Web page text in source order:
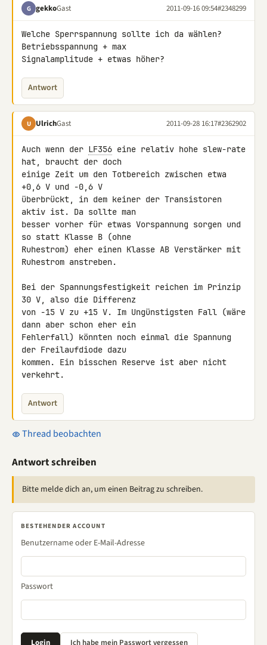
G gekkoGast 2011-09-16 09:54#2348299
Welche Sperrspannung sollte ich da wählen?
Betriebsspannung + max
Signalamplitude + etwas höher?
Antwort
U UlrichGast 2011-09-28 16:17#2362902
Auch wenn der LF356 eine relativ hohe slew-rate
hat, braucht der doch
einige Zeit um den Totbereich zwischen etwa
+0,6 V und -0,6 V
überbrückt, in dem keiner der Transistoren
aktiv ist. Da sollte man
besser vorher für etwas Vorspannung sorgen und
so statt Klasse B (ohne
Ruhestrom) eher einen Klasse AB Verstärker mit
Ruhestrom anstreben.
Bei der Spannungsfestigkeit reichen im Prinzip
30 V, also die Differenz
von -15 V zu +15 V. Im Ungünstigsten Fall (wäre
dann aber schon eher ein
Fehlerfall) könnten noch einmal die Spannung
der Freilaufdiode dazu
kommen. Ein bisschen Reserve ist aber nicht
verkehrt.
Antwort
Thread beobachten
Antwort schreiben
Bitte melde dich an, um einen Beitrag zu schreiben.
BESTEHENDER ACCOUNT
Benutzername oder E-Mail-Adresse
Passwort